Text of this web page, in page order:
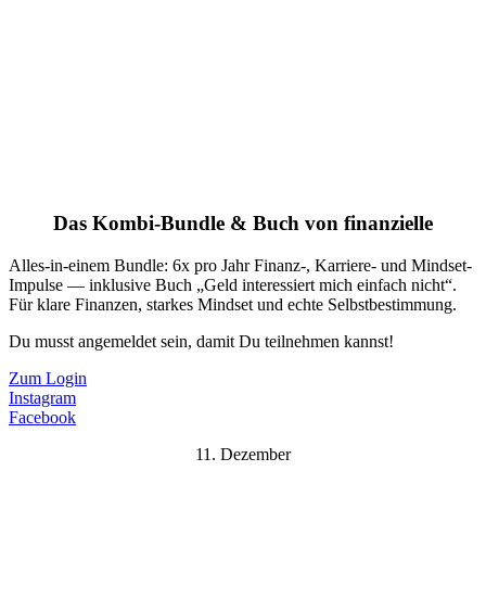
Das Kombi-Bundle & Buch von finanzielle
Alles-in-einem Bundle: 6x pro Jahr Finanz-, Karriere- und Mindset-
Impulse — inklusive Buch „Geld interessiert mich einfach nicht“.
Für klare Finanzen, starkes Mindset und echte Selbstbestimmung.
Du musst angemeldet sein, damit Du teilnehmen kannst!
Zum Login
Instagram
Facebook
11. Dezember